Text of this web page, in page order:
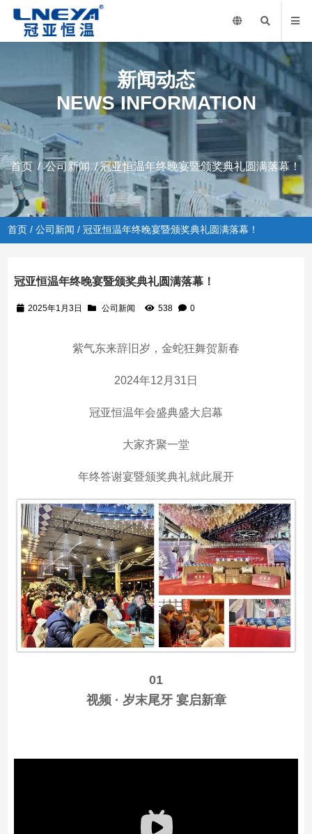
新闻动态
NEWS INFORMATION
首页 /公司新闻/ 冠亚恒温年终晚宴暨颁奖典礼圆满落幕！
首页 /公司新闻 / 冠亚恒温年终晚宴暨颁奖典礼圆满落幕！
冠亚恒温年终晚宴暨颁奖典礼圆满落幕！
2025年1月3日 公司新闻 538 0
紫气东来辞旧岁，金蛇狂舞贺新春
2024年12月31日
冠亚恒温年会盛典盛大启幕
大家齐聚一堂
年终答谢宴暨颁奖典礼就此展开
01
视频 · 岁末尾牙 宴启新章